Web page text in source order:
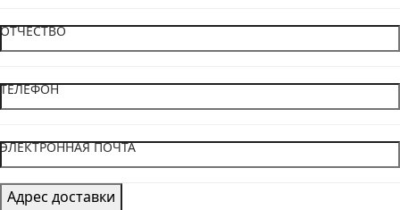
ОТЧЕСТВО
ТЕЛЕФОН
ЭЛЕКТРОННАЯ ПОЧТА
Адрес доставки